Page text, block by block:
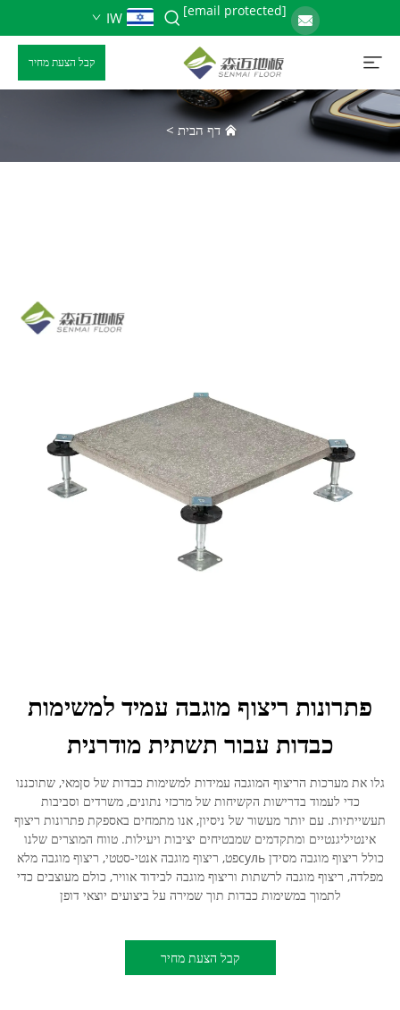
[email protected]
IW
קבל הצעת מחיר
דף הבית >
פתרונות ריצוף מוגבה עמיד למשימות
כבדות עבור תשתית מודרנית
גלו את מערכות הריצוף המוגבה עמידות למשימות כבדות של סןמאי, שתוכננו
כדי לעמוד בדרישות הקשיחות של מרכזי נתונים, משרדים וסביבות
תעשייתיות. עם יותר מעשור של ניסיון, אנו מתמחים באספקת פתרונות ריצוף
אינטיליגנטיים ומתקדמים שמבטיחים יציבות ויעילות. טווח המוצרים שלנו
כולל ריצוף מוגבה מסידן сульפט, ריצוף מוגבה אנטי-סטטי, ריצוף מוגבה מלא
מפלדה, ריצוף מוגבה לרשתות וריצוף מוגבה לבידוד אוויר, כולם מעוצבים כדי
לתמוך במשימות כבדות תוך שמירה על ביצועים יוצאי דופן
קבל הצעת מחיר